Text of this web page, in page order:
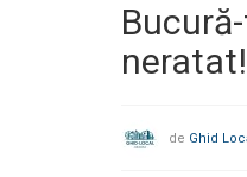
neratat!
de Ghid